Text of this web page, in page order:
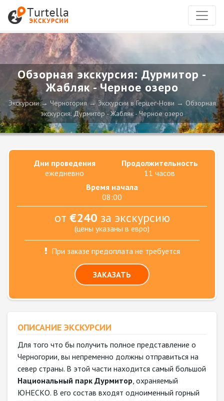
Обзорная экскурсия: Дурмитор -
Жабляк - Черное озеро
Экскурсии Черногория Экскурсии в Герцег-Нови
Обзорная
экскурсия: Дурмитор - Жабляк - Черное озеро
Дни проведения
ежедневно
Продолжительность
11 часов
Время начала
08:00
от €240 за экскурсию
(цены указаны в евро)
При заказе предоплата не требуется
ЗАКАЗАТЬ
ОПИСАНИЕ ЭКСКУРСИИ
Для того что бы получить полное представление о
Черногории, вы непременно должны отправиться на
север страны. В этой части находится самый большой
Национальный парк Дурмитор , охраняемый
ЮНЕСКО. В его состав входят одноименный горный